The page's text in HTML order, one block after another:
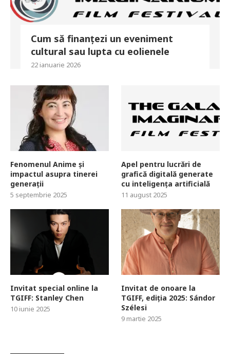
Cum să finanțezi un eveniment
cultural sau lupta cu eolienele
22 ianuarie 2026
Fenomenul Anime și
impactul asupra tinerei
generații
5 septembrie 2025
Apel pentru lucrări de
grafică digitală generate
cu inteligența artificială
11 august 2025
Invitat special online la
TGIFF: Stanley Chen
10 iunie 2025
Invitat de onoare la
TGIFF, ediția 2025: Sándor
Szélesi
9 martie 2025